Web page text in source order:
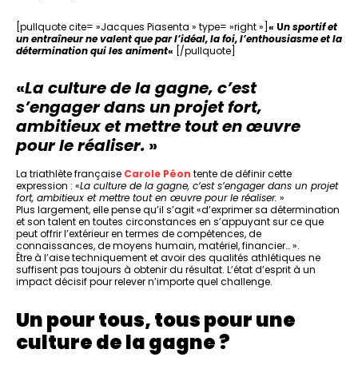
[pullquote cite= »Jacques Piasenta » type= »right »] « Un sportif et
un entraîneur ne valent que par l’idéal, la foi, l’enthousiasme et la
détermination qui les animent« [/pullquote]
«La culture de la gagne, c’est
s’engager dans un projet fort,
ambitieux et mettre tout en œuvre
pour le réaliser. »
La triathlète française Carole Péon tente de définir cette
expression : «La culture de la gagne, c’est s’engager dans un projet
fort, ambitieux et mettre tout en œuvre pour le réaliser. »
Plus largement, elle pense qu’il s’agit «d’exprimer sa détermination
et son talent en toutes circonstances en s’appuyant sur ce que
peut offrir l’extérieur en termes de compétences, de
connaissances, de moyens humain, matériel, financier… ».
Être à l’aise techniquement et avoir des qualités athlétiques ne
suffisent pas toujours à obtenir du résultat. L’état d’esprit à un
impact décisif pour relever n’importe quel challenge.
Un pour tous, tous pour une
culture de la gagne ?